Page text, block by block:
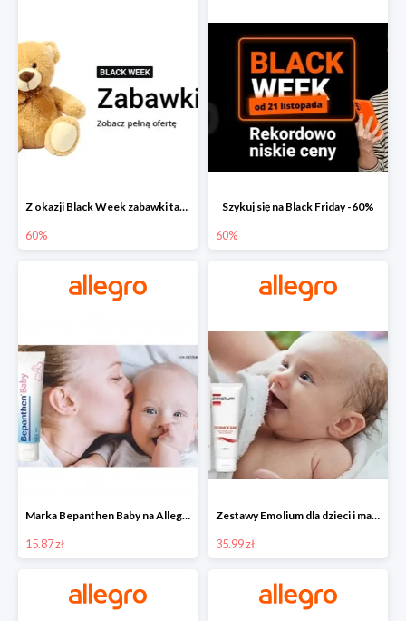
Z okazji Black Week zabawki taniej na allegro.pl
60%
Szykuj się na Black Friday -60%
60%
Marka Bepanthen Baby na Allegro od 15,87 zł!
15.87 zł
Zestawy Emolium dla dzieci i mam na Allegro od 35,99 zł
35.99 zł